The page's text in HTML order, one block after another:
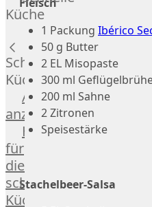
Russell
Lamm
Bison
Kaninchen
Wild
Rotwild
Elch
Dry-
Aged
Burger
Würstchen
Küche
Schnelle
Küche
Alle
anzeigen
Hausmannskost
für
die
schnelle
Küche
1 Packung Ibérico
50 g Butter
2 EL Misopaste
300 ml
200 ml Sahne
2 Zitronen
Speisestärke
Stachelbeer-Salsa